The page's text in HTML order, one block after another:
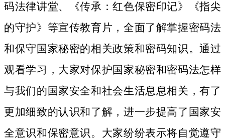
码法律讲堂、
《传承：红色保密印记》《指尖
的守护》等宣传教育片， 全面了解掌握密码法
和保守国家秘密的相关政策和密码知识。通过
观看学习，大家对保护国家秘密和密码法怎样
与我们的国家安全和社会生活息息相关，有了
更加细致的认识和了解，进一步提高了国家安
全意识和保密意识。大家纷纷表示将自觉遵守